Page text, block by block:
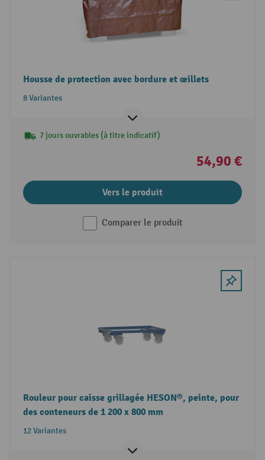
Housse de protection avec bordure et œillets
8 Variantes
7 jours ouvrables (à titre indicatif)
54,90 €
Vers le produit
Comparer le produit
Rouleur pour caisse grillagée HESON®, peinte, pour
des conteneurs de 1 200 x 800 mm
12 Variantes